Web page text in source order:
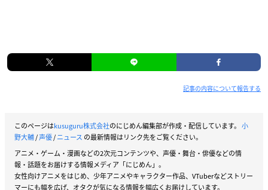
記事の内容について報告する
このページはkusuguru株式会社のにじめん編集部が作成・配信しています。 小
野大輔/声優/ニュース の最新情報はリンク先をご覧ください。
アニメ・ゲーム・漫画などの2次元コンテンツや、声優・舞台・俳優などの情
報・話題をお届けする情報メディア「にじめん」。
女性向けアニメをはじめ、少年アニメやキャラクター作品、VTuberなどストリー
マーにも幅を広げ、オタクが気になる情報を幅広くお届けしています。